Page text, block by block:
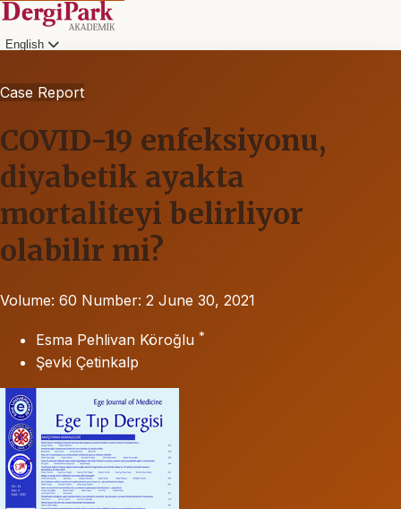
English
Case Report
COVID-19 enfeksiyonu,
diyabetik ayakta
mortaliteyi belirliyor
olabilir mi?
Volume: 60 Number: 2 June 30, 2021
Esma Pehlivan Köroğlu *
Şevki Çetinkalp